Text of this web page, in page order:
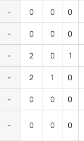
- 0 0 0
- 0 0 0
- 2 0 1
- 2 1 0
- 0 0 0
- 0 0 0